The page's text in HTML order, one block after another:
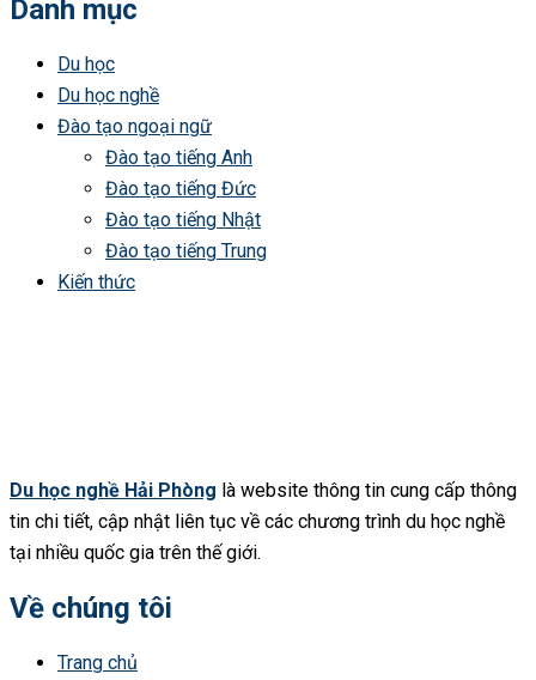
Danh mục
Du học
Du học nghề
Đào tạo ngoại ngữ
Đào tạo tiếng Anh
Đào tạo tiếng Đức
Đào tạo tiếng Nhật
Đào tạo tiếng Trung
Kiến thức
Du học nghề Hải Phòng là website thông tin cung cấp thông
tin chi tiết, cập nhật liên tục về các chương trình du học nghề
tại nhiều quốc gia trên thế giới.
Về chúng tôi
Trang chủ